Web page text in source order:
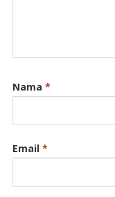
Nama *
Email *